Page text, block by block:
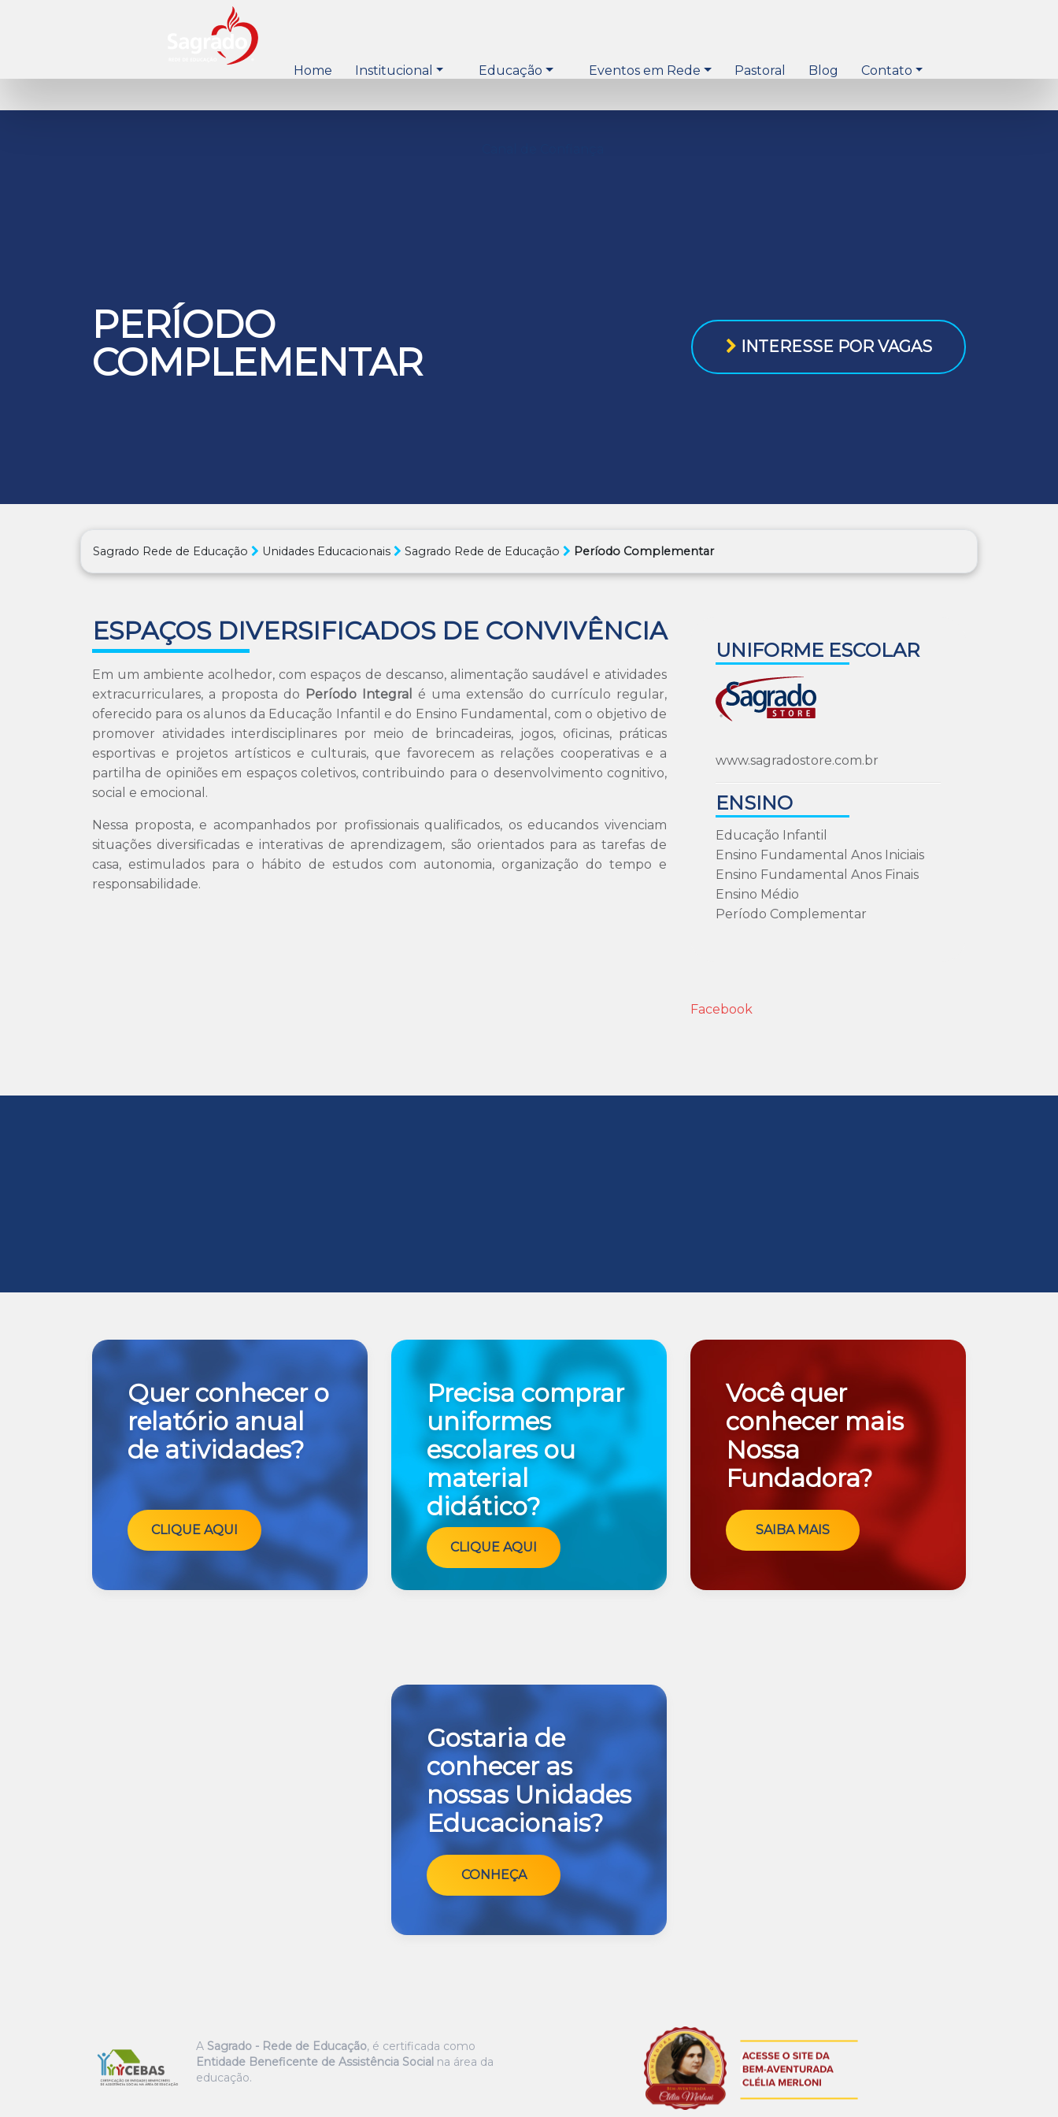
Home Institucional Educação Eventos em Rede Pastoral Blog Contato
PERÍODO
COMPLEMENTAR
INTERESSE POR VAGAS
Sagrado Rede de Educação Unidades Educacionais Sagrado Rede de Educação Período Complementar
ESPAÇOS DIVERSIFICADOS DE CONVIVÊNCIA
Em um ambiente acolhedor, com espaços de descanso, alimentação saudável e atividades
extracurriculares, a proposta do Período Integral é uma extensão do currículo regular,
oferecido para os alunos da Educação Infantil e do Ensino Fundamental, com o objetivo de
promover atividades interdisciplinares por meio de brincadeiras, jogos, oficinas, práticas
esportivas e projetos artísticos e culturais, que favorecem as relações cooperativas e a
partilha de opiniões em espaços coletivos, contribuindo para o desenvolvimento cognitivo,
social e emocional.
Nessa proposta, e acompanhados por profissionais qualificados, os educandos vivenciam
situações diversificadas e interativas de aprendizagem, são orientados para as tarefas de
casa, estimulados para o hábito de estudos com autonomia, organização do tempo e
responsabilidade.
UNIFORME ESCOLAR
www.sagradostore.com.br
ENSINO
Educação Infantil
Ensino Fundamental Anos Iniciais
Ensino Fundamental Anos Finais
Ensino Médio
Período Complementar
Facebook
Quer conhecer o
relatório anual
de atividades?
CLIQUE AQUI
Precisa comprar
uniformes
escolares ou
material
didático?
CLIQUE AQUI
Você quer
conhecer mais
Nossa
Fundadora?
SAIBA MAIS
Gostaria de
conhecer as
nossas Unidades
Educacionais?
CONHEÇA
A Sagrado - Rede de Educação, é certificada como
Entidade Beneficente de Assistência Social na área da
educação.